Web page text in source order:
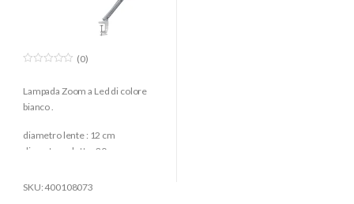
u
o
(0)
Lampada Zoom a Led di colore
bianco .
diametro lente : 12 cm
diametro calotta : 20 cm
materiale: metallo rivestito con
SKU: 400108073